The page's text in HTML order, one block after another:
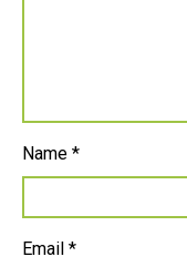
Name *
Email *